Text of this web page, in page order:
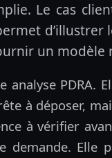
Le cas
d’illustrer
un modèle
analyse PDRA.
à déposer,
à vérifier
demande. Elle